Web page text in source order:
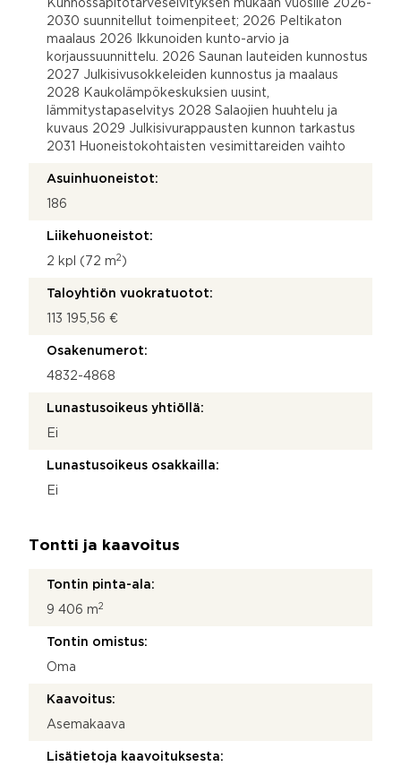
Kunnossapitotarveselvityksen mukaan vuosille 2026-
2030 suunnitellut toimenpiteet; 2026 Peltikaton
maalaus 2026 Ikkunoiden kunto-arvio ja
korjaussuunnittelu. 2026 Saunan lauteiden kunnostus
2027 Julkisivusokkeleiden kunnostus ja maalaus
2028 Kaukolämpökeskuksien uusint,
lämmitystapaselvitys 2028 Salaojien huuhtelu ja
kuvaus 2029 Julkisivurappausten kunnon tarkastus
2031 Huoneistokohtaisten vesimittareiden vaihto
Asuinhuoneistot:
186
Liikehuoneistot:
2 kpl (72 m2 )
Taloyhtiön vuokratuotot:
113 195,56 €
Osakenumerot:
4832-4868
Lunastusoikeus yhtiöllä:
Ei
Lunastusoikeus osakkailla:
Ei
Tontti ja kaavoitus
Tontin pinta-ala:
9 406 m2
Tontin omistus:
Oma
Kaavoitus:
Asemakaava
Lisätietoja kaavoituksesta: